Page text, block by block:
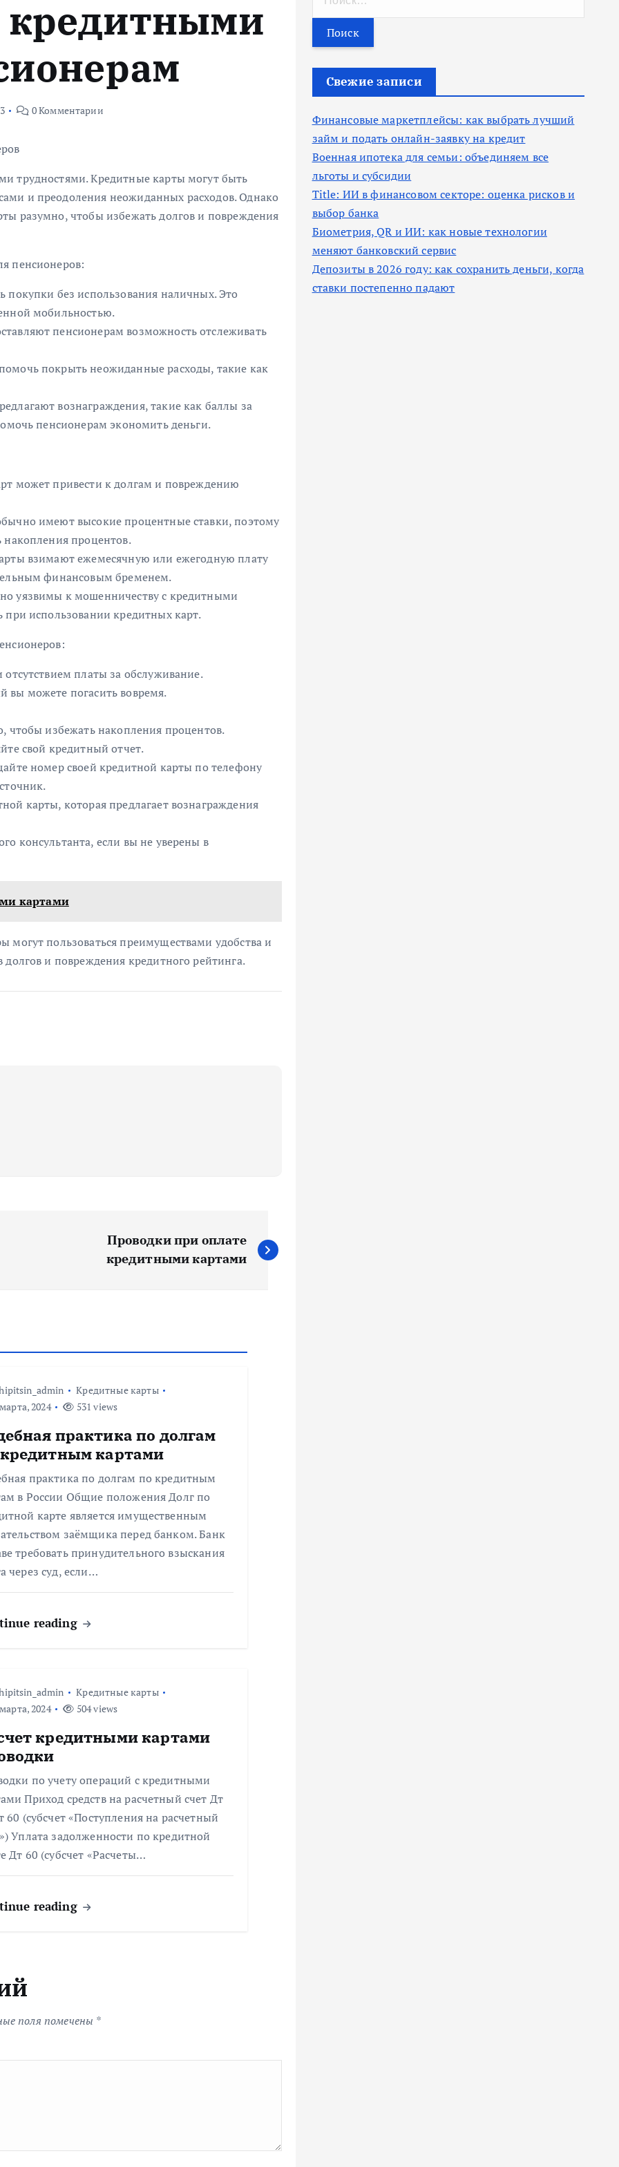
кредитными
0 Комментарии
трудностями. Кредитные карты могут быть
и преодоления неожиданных расходов. Однако
разумно, чтобы избежать долгов и повреждения
пенсионеров:
покупки без использования наличных. Это
мобильностью.
пенсионерам возможность отслеживать
покрыть неожиданные расходы, такие как
вознаграждения, такие как баллы за
пенсионерам экономить деньги.
может привести к долгам и повреждению
имеют высокие процентные ставки, поэтому
накопления процентов.
взимают ежемесячную или ежегодную плату
финансовым бременем.
уязвимы к мошенничеству с кредитными
при использовании кредитных карт.
платы за обслуживание.
вы можете погасить вовремя.
чтобы избежать накопления процентов.
свой кредитный отчет.
номер своей кредитной карты по телефону
карты, которая предлагает вознаграждения
консультанта, если вы не уверены в
картами
пользоваться преимуществами удобства и
и повреждения кредитного рейтинга.
Проводки при оплате
кредитными картами
Кредитные карты
2024
531 views
практика по долгам
картами
практика по долгам по кредитным
в России Общие положения Долг по
карте является имущественным
заёмщика перед банком. Банк
требовать принудительного взыскания
через суд, если…
reading
Кредитные карты
2024
504 views
кредитными картами
по учету операций с кредитными
Приход средств на расчетный счет Дт
60 (субсчет «Поступления на расчетный
Уплата задолженности по кредитной
Дт 60 (субсчет «Расчеты…
reading
поля помечены *
т
и
Свежие записи
Финансовые маркетплейсы: как выбрать лучший
займ и подать онлайн-заявку на кредит
Военная ипотека для семьи: объединяем все
льготы и субсидии
Title: ИИ в финансовом секторе: оценка рисков и
выбор банка
Биометрия, QR и ИИ: как новые технологии
меняют банковский сервис
Депозиты в 2026 году: как сохранить деньги, когда
ставки постепенно падают